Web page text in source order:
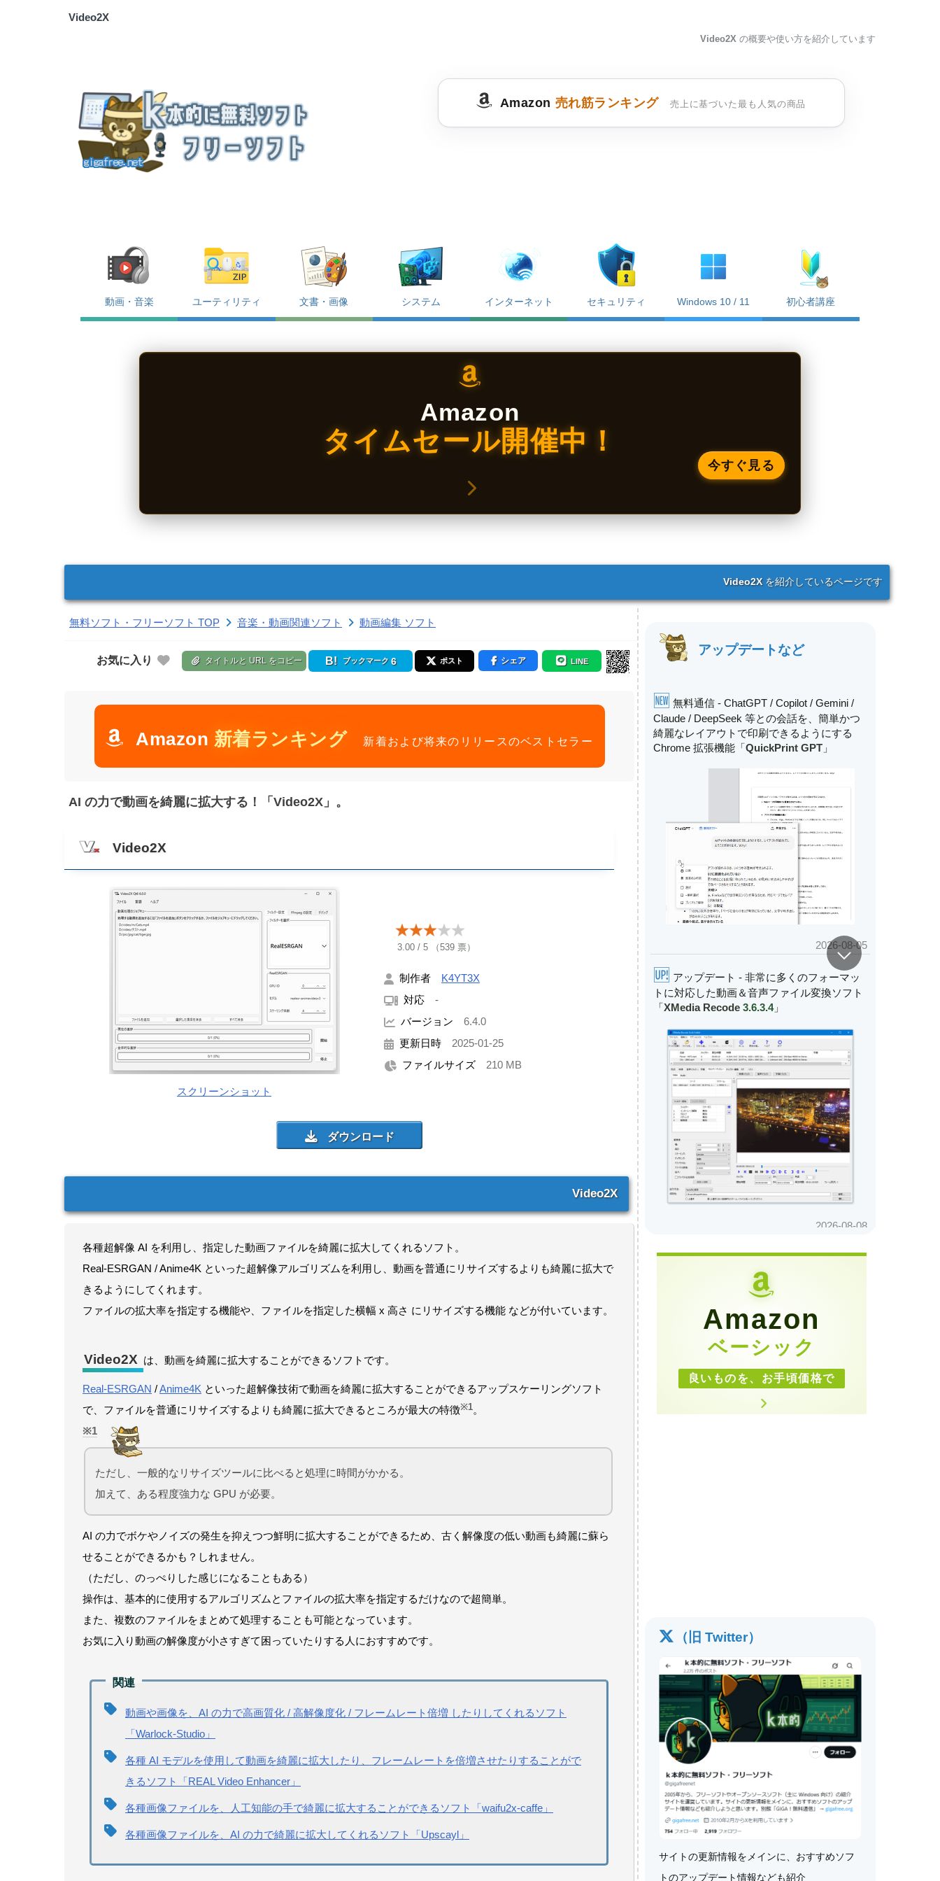
Video2X
Video2X の概要や使い方を紹介しています
Amazon 売れ筋ランキング 売上に基づいた最も人気の商品
動画・音楽 ユーティリティ 文書・画像 システム インターネット セキュリティ Windows 10 / 11 初心者講座
Amazon
タイムセール開催中！
今すぐ見る
Video2Xを紹介しているページです
無料ソフト・フリーソフト TOP 音楽・動画関連ソフト 動画編集 ソフト
お気に入り タイトルと URL をコピー ブックマーク 6 ポスト シェア LINE
Amazon 新着ランキング 新着および将来のリリースのベストセラー
AI の力で動画を綺麗に拡大する！「Video2X」。
Video2X
スクリーンショット
3.00 / 5 （539 票）
制作者 K4YT3X
対応 -
バージョン 6.4.0
更新日時 2025-01-25
ファイルサイズ 210 MB
Video2X
各種超解像 AI を利用し、指定した動画ファイルを綺麗に拡大してくれるソフト。
Real-ESRGAN / Anime4K といった超解像アルゴリズムを利用し、動画を普通にリサイズするよりも綺麗に拡大で
きるようにしてくれます。
ファイルの拡大率を指定する機能や、ファイルを指定した横幅 x 高さ にリサイズする機能 などが付いています。
Video2X は、動画を綺麗に拡大することができるソフトです。
Real-ESRGAN /Anime4K といった超解像技術で動画を綺麗に拡大することができるアップスケーリングソフト
で、ファイルを普通にリサイズするよりも綺麗に拡大できるところが最大の特徴※1。
1
ただし、一般的なリサイズツールに比べると処理に時間がかかる。
加えて、ある程度強力な GPU が必要。
AI の力でボケやノイズの発生を抑えつつ鮮明に拡大することができるため、古く解像度の低い動画も綺麗に蘇ら
せることができるかも？しれません。
（ただし、のっぺりした感じになることもある）
操作は、基本的に使用するアルゴリズムとファイルの拡大率を指定するだけなので超簡単。
また、複数のファイルをまとめて処理することも可能となっています。
お気に入り動画の解像度が小さすぎて困っていたりする人におすすめです。
動画や画像を、AI の力で高画質化 / 高解像度化 / フレームレート倍増 したりしてくれるソフト
「Warlock-Studio」
各種 AI モデルを使用して動画を綺麗に拡大したり、フレームレートを倍増させたりすることがで
きるソフト「REAL Video Enhancer」
各種画像ファイルを、人工知能の手で綺麗に拡大することができるソフト「waifu2x-caffe」
各種画像ファイルを、AI の力で綺麗に拡大してくれるソフト「Upscayl」
アップデートなど
Amazon
ベーシック
良いものを、お手頃価格で
（旧 Twitter）
サイトの更新情報をメインに、おすすめソフ
トのアップデート情報なども紹介